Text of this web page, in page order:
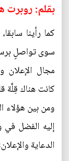
بقلم: روبرت
كما رأينا
سوى تواصلٍ
مجال الإعلان
كانت هناك قِلَّة
ومن بين هؤلاء
إليه الفضل في
الدعاية والإعلان»